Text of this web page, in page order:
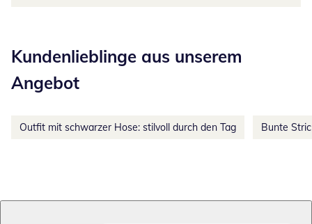
Kundenlieblinge aus unserem
Angebot
Outfit mit schwarzer Hose: stilvoll durch den Tag Bunte